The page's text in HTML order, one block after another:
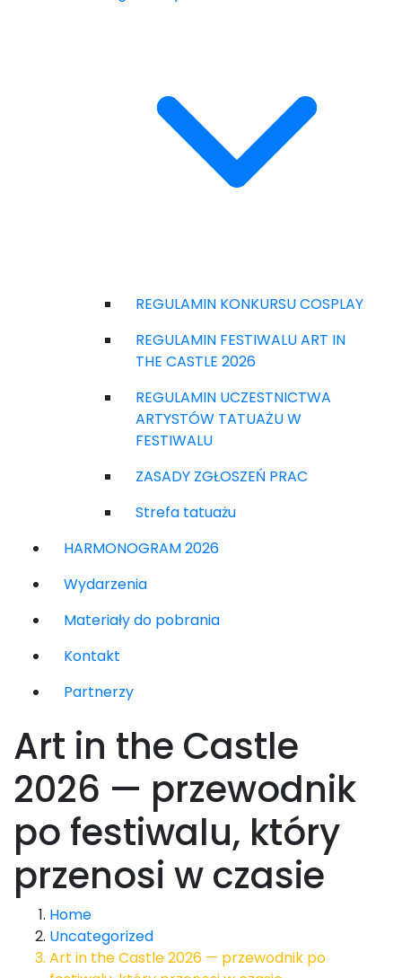
REGULAMIN KONKURSU COSPLAY
REGULAMIN FESTIWALU ART IN
THE CASTLE 2026
REGULAMIN UCZESTNICTWA
ARTYSTÓW TATUAŻU W
FESTIWALU
ZASADY ZGŁOSZEŃ PRAC
Strefa tatuażu
HARMONOGRAM 2026
Wydarzenia
Materiały do pobrania
Kontakt
Partnerzy
Art in the Castle
2026 — przewodnik
po festiwalu, który
przenosi w czasie
Home
Uncategorized
Art in the Castle 2026 — przewodnik po